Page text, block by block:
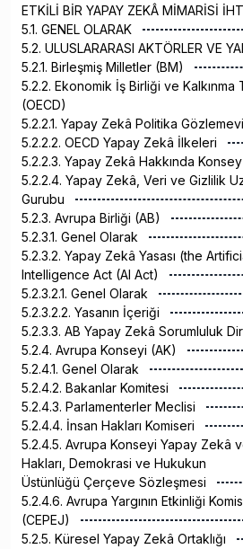
ETKİLİ BİR YAPAY ZEKÂ MİMARİSİ
5.1. GENEL OLARAK
5.2. ULUSLARARASI AKTÖRLER VE
5.2.1. Birleşmiş Milletler (BM)
5.2.2. Ekonomik İş Birliği ve Kalkınma
(OECD)
5.2.2.1. Yapay Zekâ Politika Gözlemevi
5.2.2.2. OECD Yapay Zekâ İlkeleri
5.2.2.3. Yapay Zekâ Hakkında
5.2.2.4. Yapay Zekâ, Veri ve Gizlilik
Gurubu
5.2.3. Avrupa Birliği (AB)
5.2.3.1. Genel Olarak
5.2.3.2. Yapay Zekâ Yasası (the
Intelligence Act (AI Act)
5.2.3.2.1. Genel Olarak
5.2.3.2.2. Yasanın İçeriği
5.2.3.3. AB Yapay Zekâ Sorumluluk
5.2.4. Avrupa Konseyi (AK)
5.2.4.1. Genel Olarak
5.2.4.2. Bakanlar Komitesi
5.2.4.3. Parlamenterler Meclisi
5.2.4.4. İnsan Hakları Komiseri
5.2.4.5. Avrupa Konseyi Yapay Zekâ
Hakları, Demokrasi ve Hukukun
Üstünlüğü Çerçeve Sözleşmesi
5.2.4.6. Avrupa Yargının Etkinliği
(CEPEJ)
5.2.5. Küresel Yapay Zekâ Ortaklığı